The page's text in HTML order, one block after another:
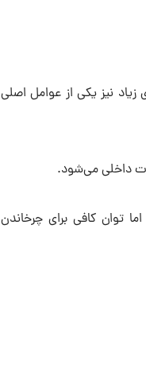
زیاد نیز یکی از عوامل اصلی
داخلی می‌شود.
توان کافی برای چرخاندن